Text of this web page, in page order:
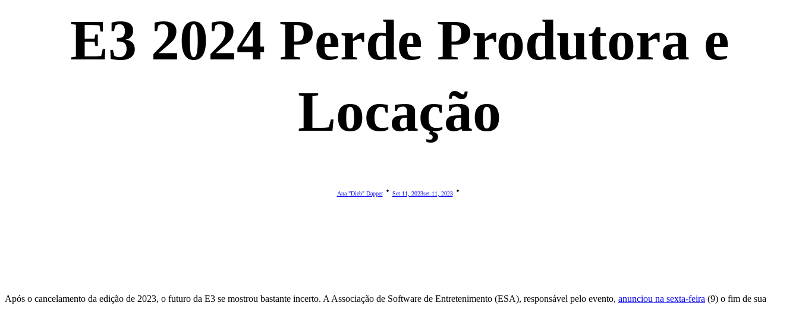
E3 2024 Perde Produtora e
Locação
Ana "Dieb" Dapper Set 11, 2023Set 11, 2023
Após o cancelamento da edição de 2023, o futuro da E3 se mostrou bastante incerto. A Associação de Software de Entretenimento (ESA), responsável pelo evento, anunciou na sexta-feira (9) o fim de sua